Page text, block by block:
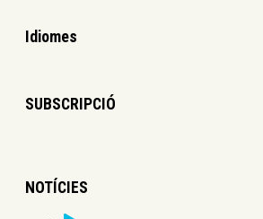
Idiomes
SUBSCRIPCIÓ
NOTÍCIES